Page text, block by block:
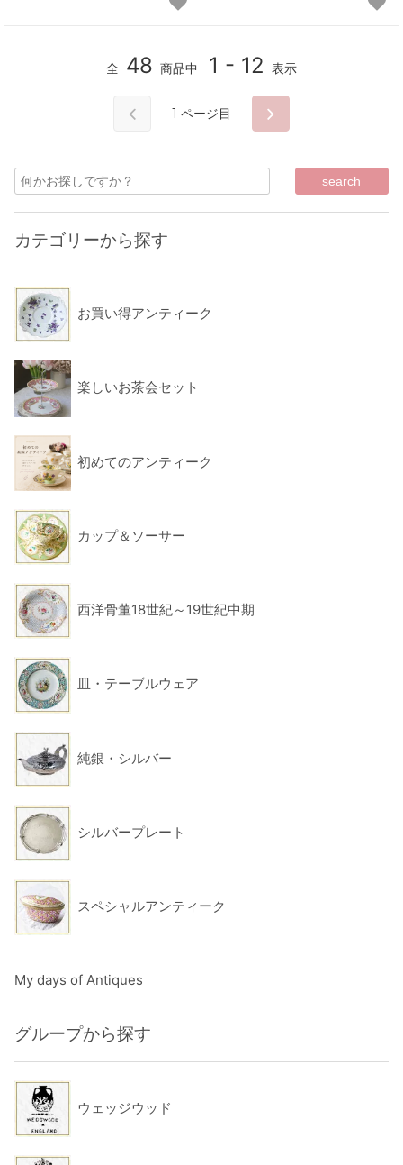
全 48 商品中 1 - 12 表示
1 ページ目
カテゴリーから探す
お買い得アンティーク
楽しいお茶会セット
初めてのアンティーク
カップ＆ソーサー
西洋骨董18世紀～19世紀中期
皿・テーブルウェア
純銀・シルバー
シルバープレート
スペシャルアンティーク
My days of Antiques
グループから探す
ウェッジウッド